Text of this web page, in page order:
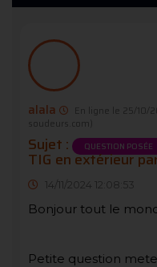
alala En ligne le 25/10/
soudeurs.com)
Sujet : QUESTION POSÉE
TIG en extérieur
14/11/2024 12:08:53
Bonjour tout le
Petite question